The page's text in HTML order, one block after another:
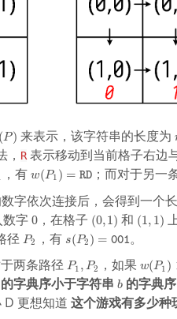
(
,
1
)
\
t
o
(
1
1
),
\
(P) 来表示，该字符串的长度为
， R表示移动到当前格子右边
，有w
P
_
1
)
=
\
t
e
w(P1 ) = RD；而对于另一
字依次连接后，会得到一个
字 0
0，在格子 (
0
,
1
)
(0,1) 和 (
1
1
)
(1, 1)
径P
2
P2 ，有 s(
_
2
)
=
s( P2 ) = 001。
两条路径 P
_
1
,
P1 , P2 ，如果 w
(
P
_
w(P1 )
的字典序小于字符串 b
b 的字典序
D 更想知道 这个游戏有多少种